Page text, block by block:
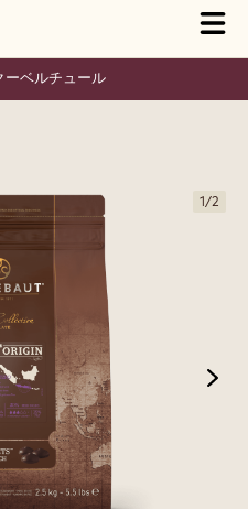
ーベルチュール
1/2